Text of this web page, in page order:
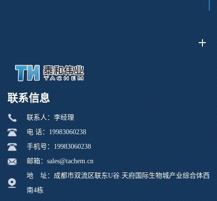
联系信息
联系人：李经理
电 话：19983060238
手机号：19983060238
邮箱：sales@tachem.cn
地 址：成都市双流区联东U谷.天府国际生物城产业综合体西
南4栋